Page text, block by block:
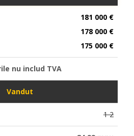
181 000 €
178 000 €
175 000 €
nu includ TVA
Vandut
1 2